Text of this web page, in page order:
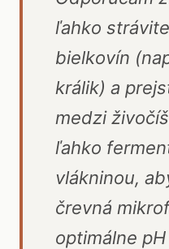
ľahko
bielkovín
králik) a
medzi
ľahko
vlákninou,
črevná
optimálne